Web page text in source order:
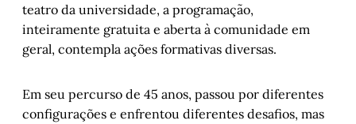
teatro da universidade, a programação,
inteiramente gratuita e aberta à comunidade em
geral, contempla ações formativas diversas.
Em seu percurso de 45 anos, passou por diferentes
configurações e enfrentou diferentes desafios, mas